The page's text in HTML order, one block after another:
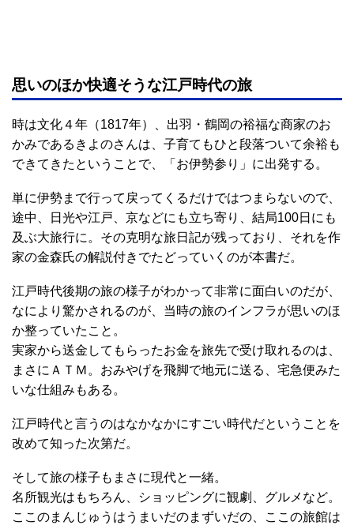
思いのほか快適そうな江戸時代の旅
時は文化４年（1817年）、出羽・鶴岡の裕福な商家のお
かみであるきよのさんは、子育てもひと段落ついて余裕も
できてきたということで、「お伊勢参り」に出発する。
単に伊勢まで行って戻ってくるだけではつまらないので、
途中、日光や江戸、京などにも立ち寄り、結局100日にも
及ぶ大旅行に。その克明な旅日記が残っており、それを作
家の金森氏の解説付きでたどっていくのが本書だ。
江戸時代後期の旅の様子がわかって非常に面白いのだが、
なにより驚かされるのが、当時の旅のインフラが思いのほ
か整っていたこと。
実家から送金してもらったお金を旅先で受け取れるのは、
まさにＡＴＭ。おみやげを飛脚で地元に送る、宅急便みた
いな仕組みもある。
江戸時代と言うのはなかなかにすごい時代だということを
改めて知った次第だ。
そして旅の様子もまさに現代と一緒。
名所観光はもちろん、ショッピングに観劇、グルメなど。
ここのまんじゅうはうまいだのまずいだの、ここの旅館は